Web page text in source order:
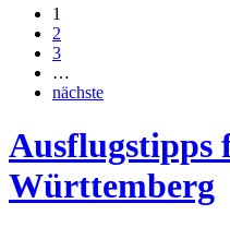
1
2
3
…
nächste
Ausflugstipps
Württemberg